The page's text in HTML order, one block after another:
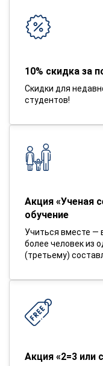
10% скидка за
Скидки для
студентов!
Акция «Ученая
обучение
Учиться вместе —
более человек из
(третьему)
Акция «2=3 или